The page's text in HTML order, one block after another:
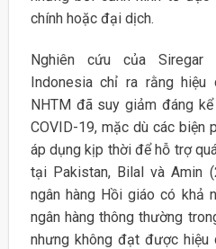
chính hoặc đại dịch.
Nghiên cứu của
Indonesia chỉ ra rằng
NHTM đã suy giảm đáng
COVID-19, mặc dù các biện
áp dụng kịp thời để hỗ trợ
tại Pakistan, Bilal và Amin
ngân hàng Hồi giáo có khả
ngân hàng thông thường
nhưng không đạt được hiệu